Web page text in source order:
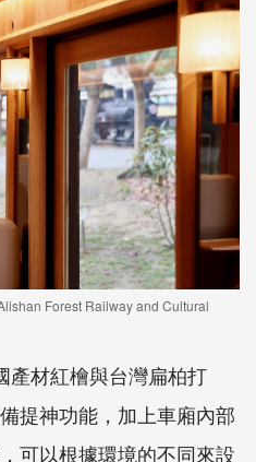
Forest Railway and Cultural
產材紅檜與台灣扁柏打
提神功能，加上車廂內部
可以根據環境的不同來設